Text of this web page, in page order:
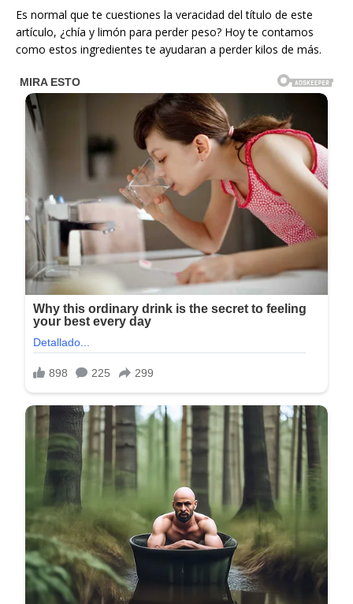
Es normal que te cuestiones la veracidad del título de este
artículo, ¿chía y limón para perder peso? Hoy te contamos
como estos ingredientes te ayudaran a perder kilos de más.